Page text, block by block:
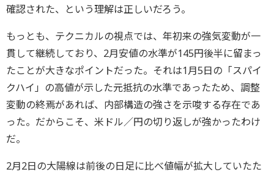
確認された、という理解は正しいだろう。
もっとも、テクニカルの視点では、年初来の強気変動が一
貫して継続しており、2月安値の水準が145円後半に留まっ
たことが大きなポイントだった。それは1月5日の「スパイ
クハイ」の高値が示した元抵抗の水準であったため、調整
変動の終焉があれば、内部構造の強さを示唆する存在であ
った。だからこそ、米ドル／円の切り返しが強かったわけ
だ。
2月2日の大陽線は前後の日足に比べ値幅が拡大していたた